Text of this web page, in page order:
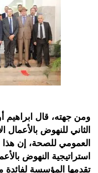
ومن جهته، قال
الثاني للنهوض بالأعمال
العمومي للصحة، إن
استراتيجية النهوض
تقدمها المؤسسة لفائدة